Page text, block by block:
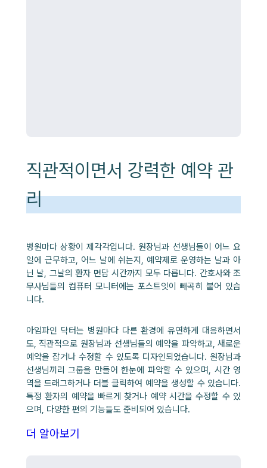
직관적이면서 강력한 예약 관
리
병원마다 상황이 제각각입니다. 원장님과 선생님들이 어느 요
일에 근무하고, 어느 날에 쉬는지, 예약제로 운영하는 날과 아
닌 날, 그날의 환자 면담 시간까지 모두 다릅니다. 간호사와 조
무사님들의 컴퓨터 모니터에는 포스트잇이 빼곡히 붙어 있습
니다.
아임파인 닥터는 병원마다 다른 환경에 유연하게 대응하면서
도, 직관적으로 원장님과 선생님들의 예약을 파악하고, 새로운
예약을 잡거나 수정할 수 있도록 디자인되었습니다. 원장님과
선생님끼리 그룹을 만들어 한눈에 파악할 수 있으며, 시간 영
역을 드래그하거나 더블 클릭하여 예약을 생성할 수 있습니다.
특정 환자의 예약을 빠르게 찾거나 예약 시간을 수정할 수 있
으며, 다양한 편의 기능들도 준비되어 있습니다.
더 알아보기